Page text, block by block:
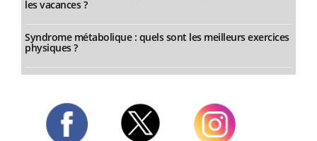
les vacances ?
Syndrome métabolique : quels sont les meilleurs exercices
physiques ?